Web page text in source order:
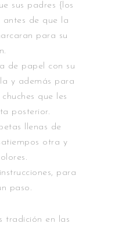
sus padres {los
antes de que la
para su
de papel con su
y además para
que les
posterior.
llenas de
otra y
para
paso.
tradición en las